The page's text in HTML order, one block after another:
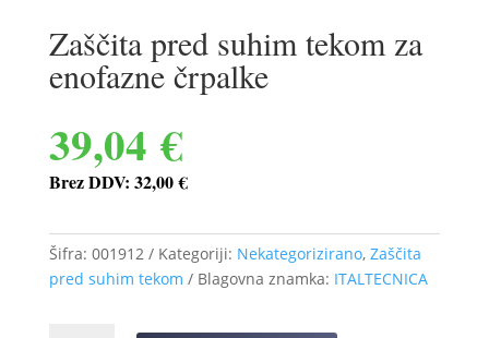
Zaščita pred suhim tekom za
enofazne črpalke
39,04€
Brez DDV: 32,00€
Šifra: 001912 Kategoriji: Nekategorizirano, Zaščita
pred suhim tekom
Blagovna znamka: ITALTECNICA